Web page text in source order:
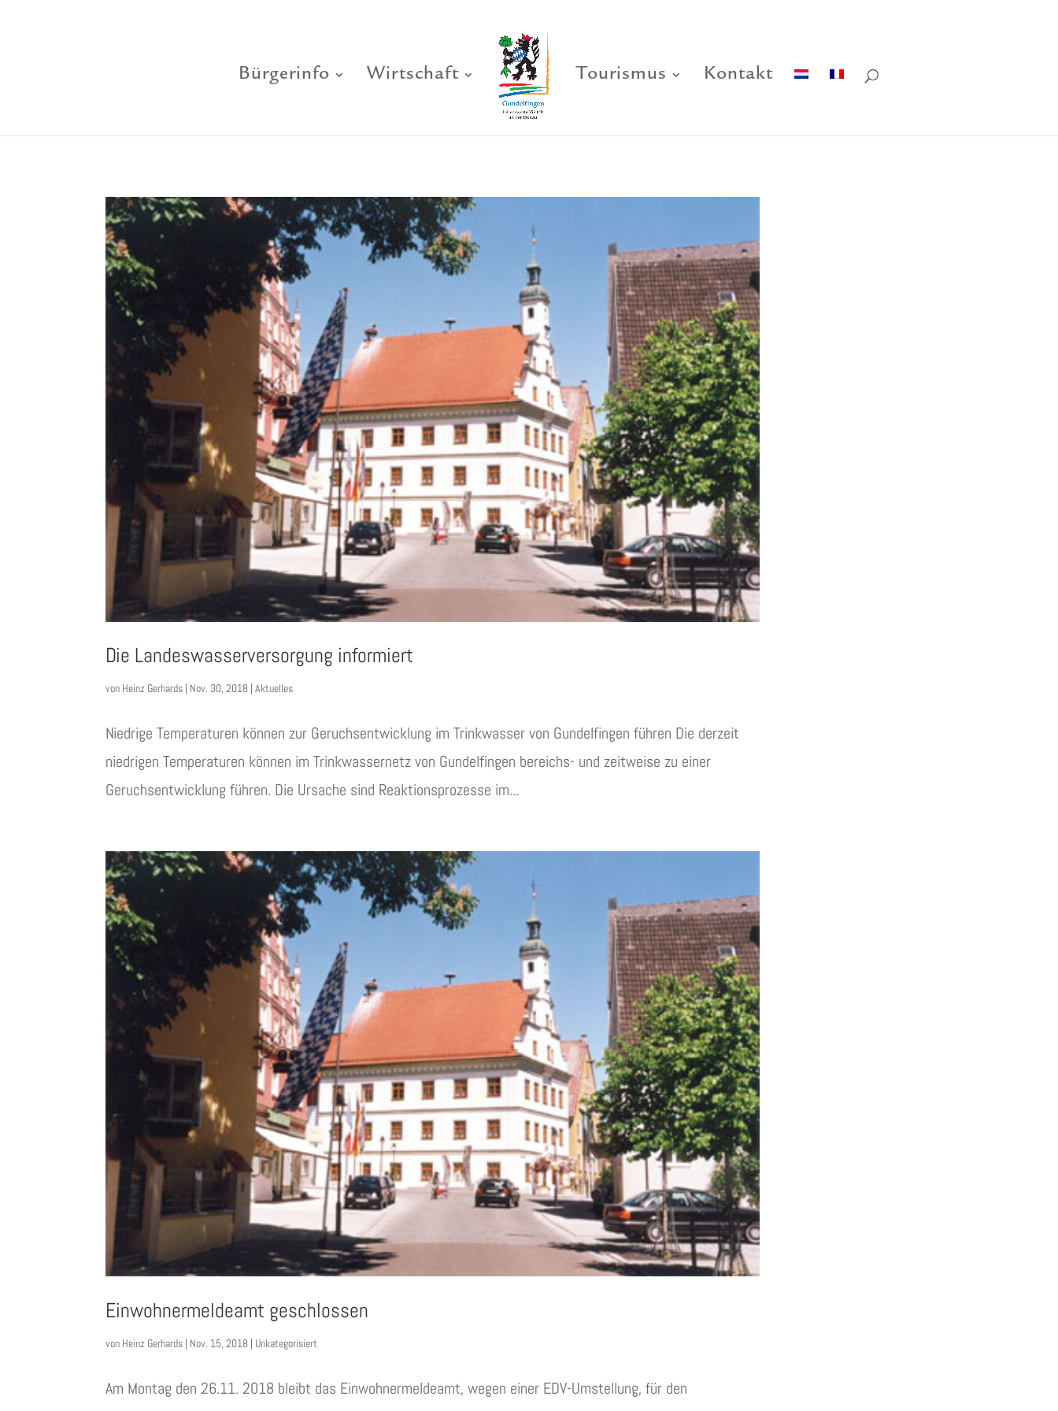
Bürgerinfo Wirtschaft Tourismus Kontakt
Die Landeswasserversorgung informiert
von Heinz Gerhards | Nov. 30, 2018 |Aktuelles
Niedrige Temperaturen können zur Geruchsentwicklung im Trinkwasser von Gundelfingen führen Die derzeit
niedrigen Temperaturen können im Trinkwassernetz von Gundelfingen bereichs- und zeitweise zu einer
Geruchsentwicklung führen. Die Ursache sind Reaktionsprozesse im...
Einwohnermeldeamt geschlossen
von Heinz Gerhards | Nov. 15, 2018 | Unkategorisiert
Am Montag den 26.11. 2018 bleibt das Einwohnermeldeamt, wegen einer EDV-Umstellung, für den